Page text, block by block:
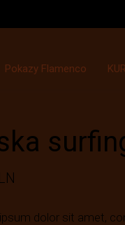
Pokazy Flamenco
dolor sit amet,